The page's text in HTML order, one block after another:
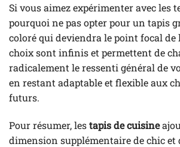
Si vous aimez expérimenter avec les
pourquoi ne pas opter pour un tapis
coloré qui deviendra le point focal de
choix sont infinis et permettent de
radicalement le ressenti général de
en restant adaptable et flexible aux
futurs.
Pour résumer, lestapis de cuisine
dimension supplémentaire de chic